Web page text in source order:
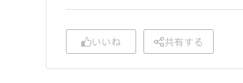
いいね 共有する